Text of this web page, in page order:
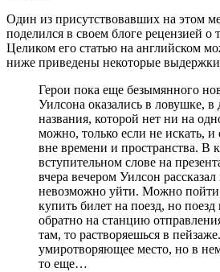
Один из присутствовавших на этом
поделился в своем блоге рецензией
Целиком его статью на английском
ниже приведены некоторые выдержки
Герои пока еще безымянного
Уилсона оказались в ловушке, в
названия, которой нет ни на
можно, только если не искать, и
вне времени и пространства. В
вступительном слове на
вчера вечером Уилсон рассказал
невозможно уйти. Можно пойти
купить билет на поезд, но поезд
обратно на станцию
там, то растворяешься в
умиротворяющее место, но в
то еще…